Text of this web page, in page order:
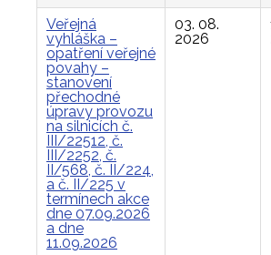
Veřejná
vyhláška –
opatření veřejné
povahy –
stanovení
přechodné
úpravy provozu
na silnicích č.
III/22512, č.
III/2252, č.
II/568, č. II/224,
a č. II/225 v
termínech akce
dne 07.09.2026
a dne
11.09.2026
03. 08.
2026